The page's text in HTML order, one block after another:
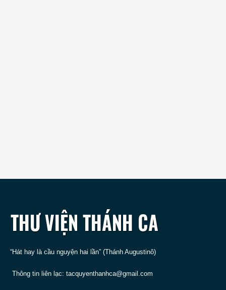
“Hát hay là cầu nguyện hai lần” (Thánh Augustinô)
Thông tin liên lạc: tacquyenthanhca@gmail.com